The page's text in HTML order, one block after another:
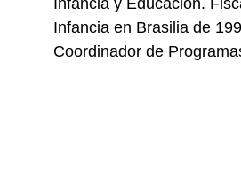
Infancia y Educación.
Infancia en Brasilia de
Coordinador de